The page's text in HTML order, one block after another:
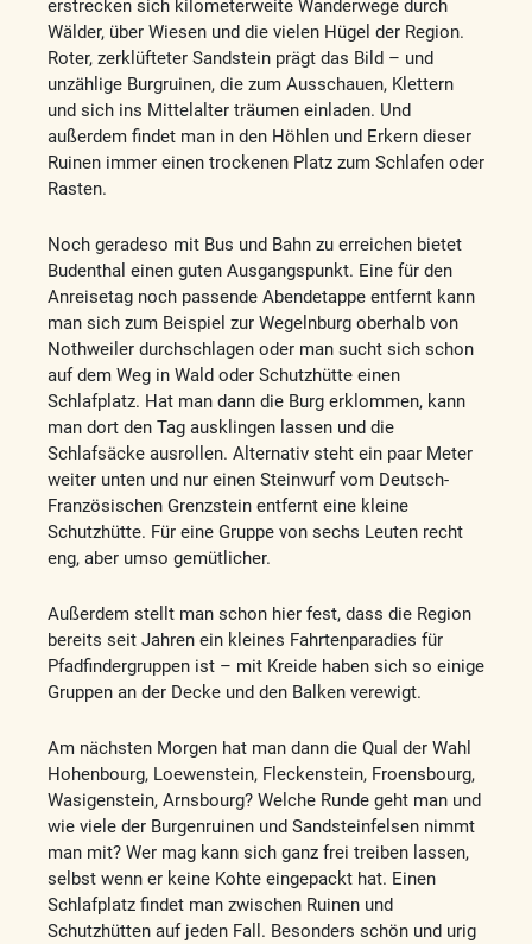
erstrecken sich kilometerweite Wanderwege durch
Wälder, über Wiesen und die vielen Hügel der Region.
Roter, zerklüfteter Sandstein prägt das Bild – und
unzählige Burgruinen, die zum Ausschauen, Klettern
und sich ins Mittelalter träumen einladen. Und
außerdem findet man in den Höhlen und Erkern dieser
Ruinen immer einen trockenen Platz zum Schlafen oder
Rasten.
Noch geradeso mit Bus und Bahn zu erreichen bietet
Budenthal einen guten Ausgangspunkt. Eine für den
Anreisetag noch passende Abendetappe entfernt kann
man sich zum Beispiel zur Wegelnburg oberhalb von
Nothweiler durchschlagen oder man sucht sich schon
auf dem Weg in Wald oder Schutzhütte einen
Schlafplatz. Hat man dann die Burg erklommen, kann
man dort den Tag ausklingen lassen und die
Schlafsäcke ausrollen. Alternativ steht ein paar Meter
weiter unten und nur einen Steinwurf vom Deutsch-
Französischen Grenzstein entfernt eine kleine
Schutzhütte. Für eine Gruppe von sechs Leuten recht
eng, aber umso gemütlicher.
Außerdem stellt man schon hier fest, dass die Region
bereits seit Jahren ein kleines Fahrtenparadies für
Pfadfindergruppen ist – mit Kreide haben sich so einige
Gruppen an der Decke und den Balken verewigt.
Am nächsten Morgen hat man dann die Qual der Wahl
Hohenbourg, Loewenstein, Fleckenstein, Froensbourg,
Wasigenstein, Arnsbourg? Welche Runde geht man und
wie viele der Burgenruinen und Sandsteinfelsen nimmt
man mit? Wer mag kann sich ganz frei treiben lassen,
selbst wenn er keine Kohte eingepackt hat. Einen
Schlafplatz findet man zwischen Ruinen und
Schutzhütten auf jeden Fall. Besonders schön und urig